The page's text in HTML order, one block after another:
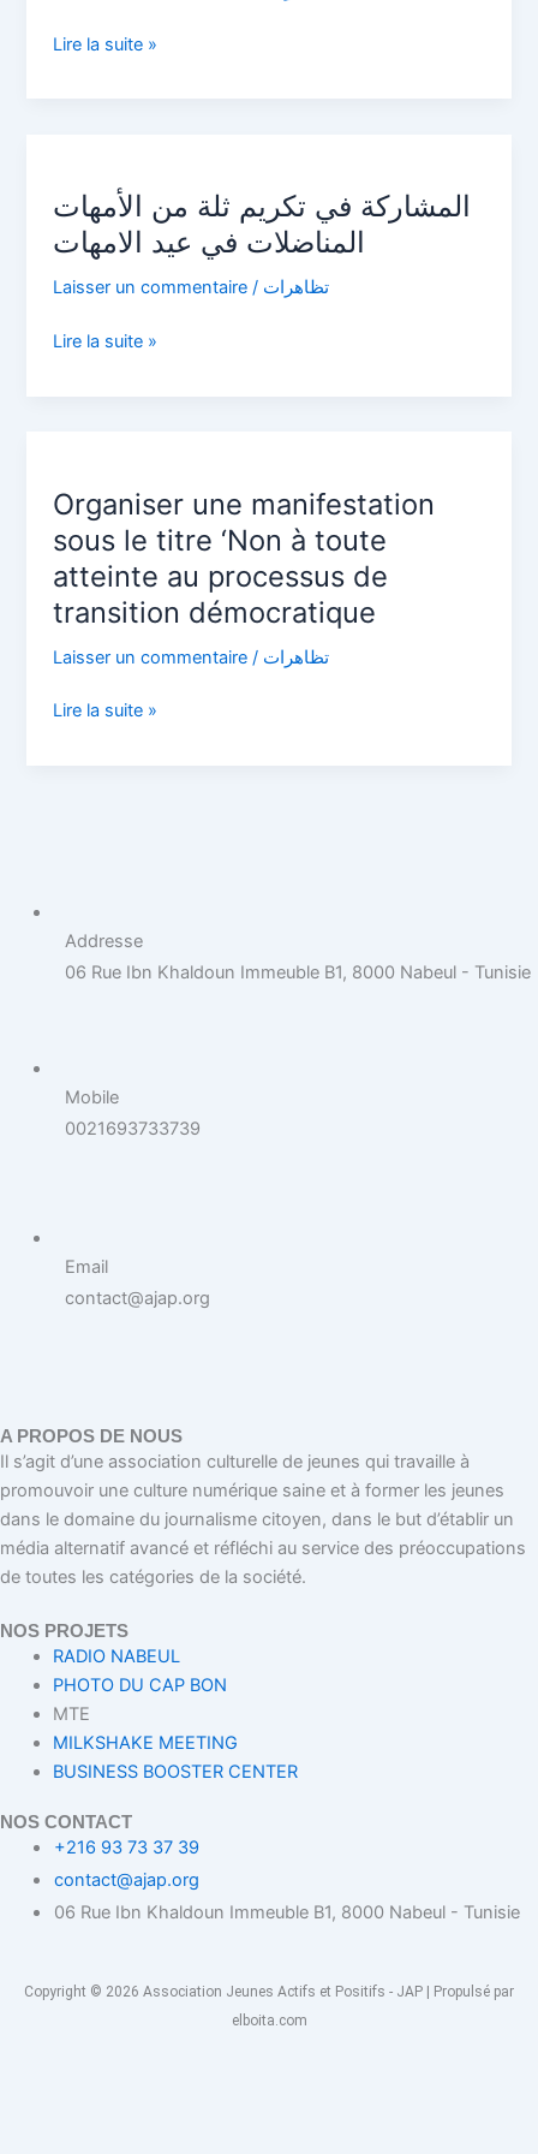
تبوزي
Lire la suite »
المشاركة في تكريم ثلة من الأمهات
المناضلات في عيد الامهات
Laisser un commentaire / تظاهرات
تكريم
الأمهات
في
Lire la suite »
Organiser une manifestation
sous le titre ‘Non à toute
atteinte au processus de
transition démocratique
Laisser un commentaire / تظاهرات
manifestation
sous
titre
‘Non
à
atteinte
Lire la suite »
Addresse
06 Rue Ibn Khaldoun Immeuble B1, 8000 Nabeul - Tunisie
Mobile
0021693733739
Email
contact@ajap.org
A PROPOS DE NOUS
Il s’agit d’une association culturelle de jeunes qui travaille à
promouvoir une culture numérique saine et à former les jeunes
dans le domaine du journalisme citoyen, dans le but d’établir un
média alternatif avancé et réfléchi au service des préoccupations
de toutes les catégories de la société.
NOS PROJETS
RADIO NABEUL
PHOTO DU CAP BON
MTE
MILKSHAKE MEETING
BUSINESS BOOSTER CENTER
NOS CONTACT
+216 93 73 37 39
contact@ajap.org
06 Rue Ibn Khaldoun Immeuble B1, 8000 Nabeul - Tunisie
Copyright © 2026 Association Jeunes Actifs et Positifs - JAP | Propulsé par
elboita.com